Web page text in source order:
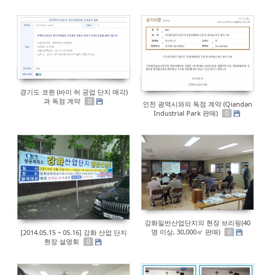
경기도 코뮌 (바이 허 공업 단지 매각)
과 독점 계약
0
인천 광역시와의 독점 계약 (Qiandan
Industrial Park 판매)
0
[2014.05.15 ~ 05.16] 강화 산업 단지
현장 설명회
0
강화일반산업단지의 현장 브리핑(40
명 이상, 30,000㎡ 판매)
0